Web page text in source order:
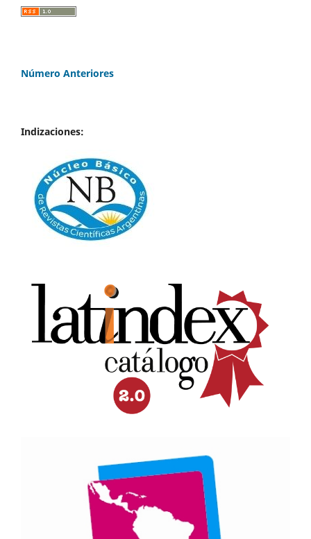
Número Anteriores
Indizaciones: